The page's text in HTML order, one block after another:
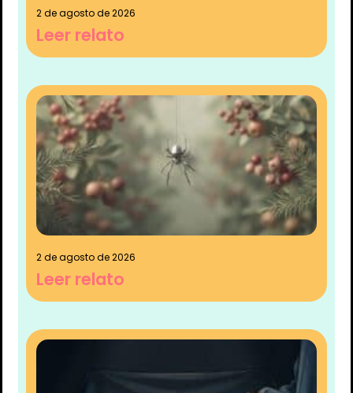
2 de agosto de 2026
Leer relato
2 de agosto de 2026
Leer relato